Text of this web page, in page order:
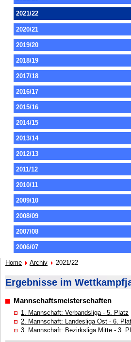
2021/22
2020/21
2019/20
2018/19
2017/18
2016/17
2015/16
2014/15
2013/14
2012/13
2011/12
2010/11
2009/10
2008/09
2007/08
2006/07
Home Archiv 2021/22
Ergebnisse im
Mannschaftsmeisterschaften
1. Mannschaft: Verbandsliga - 5. Platz
2. Mannschaft: Landesliga Ost - 6.
3. Mannschaft: Bezirksliga Mitte - 3.